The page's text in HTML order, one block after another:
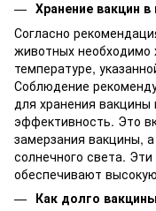
Хранение вакцин
Согласно
животных необходимо
температуре,
Соблюдение
для хранения вакцины
эффективность. Это
замерзания вакцины,
солнечного света.
обеспечивают
Как долго